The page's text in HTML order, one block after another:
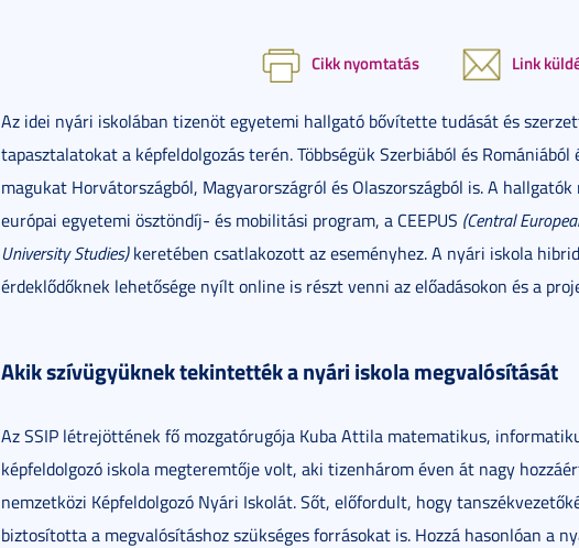
Cikk nyomtatás Link
Az idei nyári iskolában tizenöt egyetemi hallgató bővítette tudását és
tapasztalatokat a képfeldolgozás terén. Többségük Szerbiából és
magukat Horvátországból, Magyarországról és Olaszországból is. A
európai egyetemi ösztöndíj- és mobilitási program, a CEEPUS (Central
University Studies)keretében csatlakozott az eseményhez. A nyári iskola
érdeklődőknek lehetősége nyílt online is részt venni az előadásokon és a
Akik szívügyüknek tekintették a nyári iskola megvalósítását
Az SSIP létrejöttének fő mozgatórugója Kuba Attila matematikus,
képfeldolgozó iskola megteremtője volt, aki tizenhárom éven át nagy
nemzetközi Képfeldolgozó Nyári Iskolát. Sőt, előfordult, hogy
biztosította a megvalósításhoz szükséges forrásokat is. Hozzá hasonlóan a